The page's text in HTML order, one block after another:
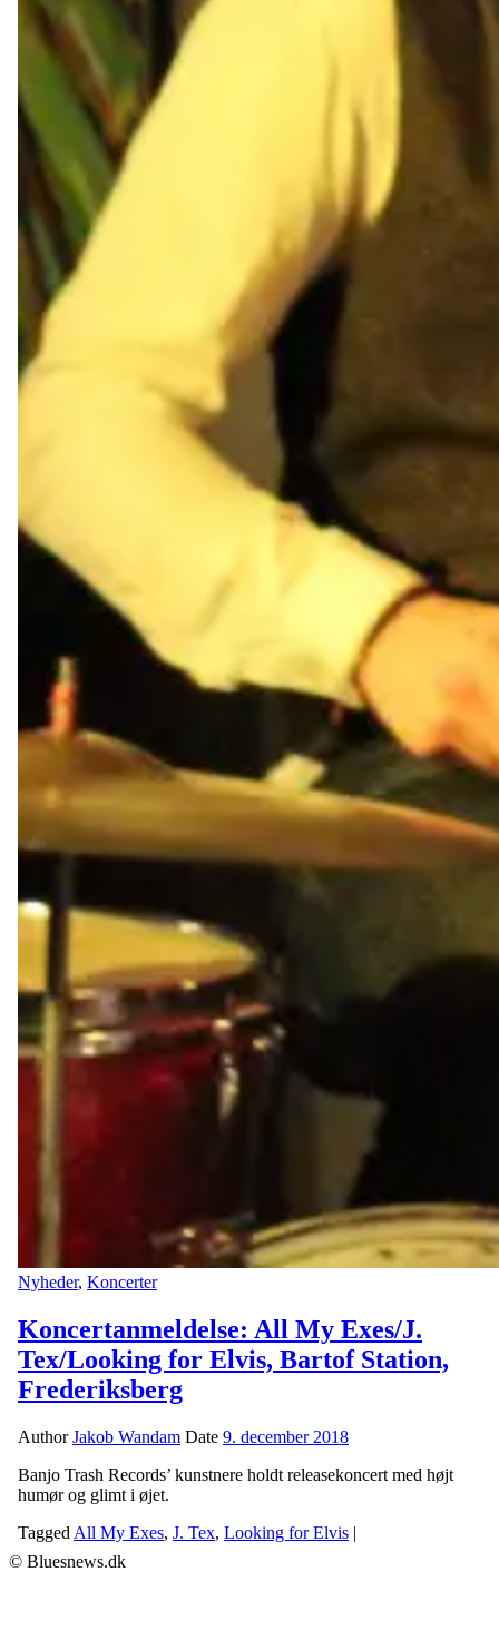
Nyheder, Koncerter
Koncertanmeldelse: All My Exes/J.
Tex/Looking for Elvis, Bartof Station,
Frederiksberg
AuthorJakob Wandam Date 9. december 2018
Banjo Trash Records’ kunstnere holdt releasekoncert med højt
humør og glimt i øjet.
Tagged All My Exes, J. Tex, Looking for Elvis |
© Bluesnews.dk